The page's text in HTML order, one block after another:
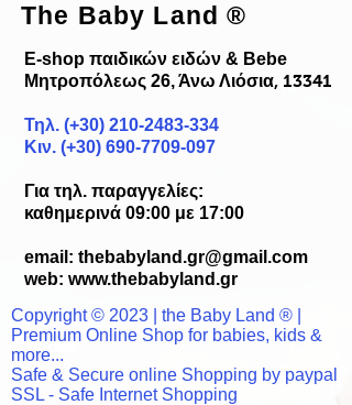
The Baby Land®
E-shop παιδικών ειδών & Bebe
Μητροπόλεως 26, Άνω Λιόσια, 13341
Τηλ. (+30) 210-2483-334
Κιν. (+30) 690-7709-097
Για τηλ. παραγγελίες:
καθημερινά 09:00 με 17:00
email: thebabyland.gr@gmail.com
web: www.thebabyland.gr
Copyright © 2023 | the Baby Land ® |
Premium Online Shop for babies, kids &
more...
Safe & Secure online Shopping by paypal
SSL - Safe Internet Shopping